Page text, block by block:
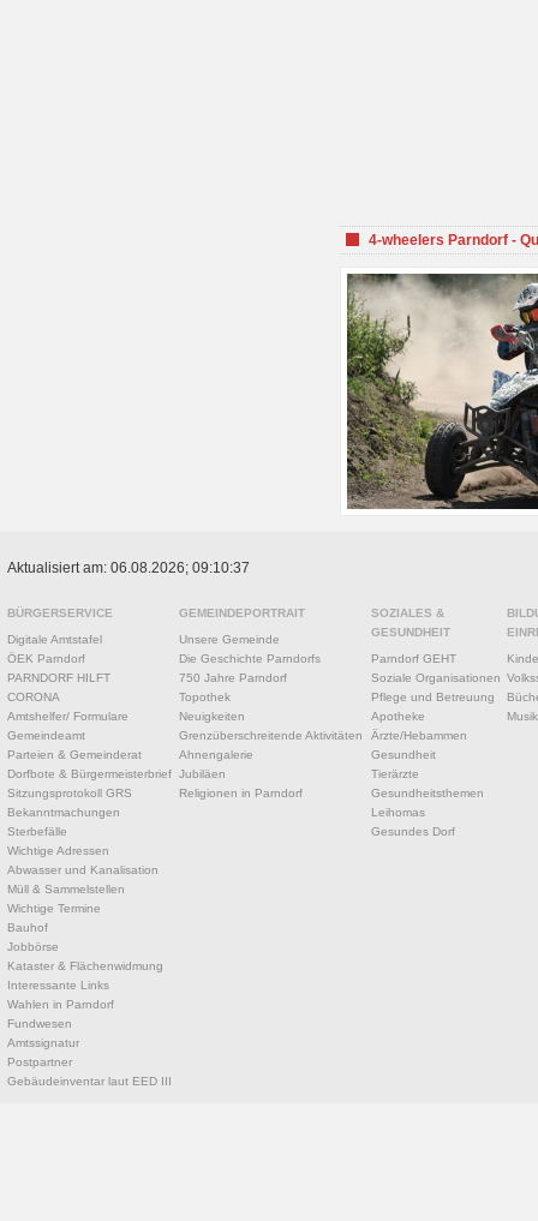
4-wheelers Parndorf -
Aktualisiert am: 06.08.2026; 09:10:37
BÜRGERSERVICE
Digitale Amtstafel
ÖEK Parndorf
PARNDORF HILFT
CORONA
Amtshelfer/ Formulare
Gemeindeamt
Parteien & Gemeinderat
Dorfbote & Bürgermeisterbrief
Sitzungsprotokoll GRS
Bekanntmachungen
Sterbefälle
Wichtige Adressen
Abwasser und Kanalisation
Müll & Sammelstellen
Wichtige Termine
Bauhof
Jobbörse
Kataster & Flächenwidmung
Interessante Links
Wahlen in Parndorf
Fundwesen
Amtssignatur
Postpartner
Gebäudeinventar laut EED III
GEMEINDEPORTRAIT
Unsere Gemeinde
Die Geschichte Parndorfs
750 Jahre Parndorf
Topothek
Neuigkeiten
Grenzüberschreitende Aktivitäten
Ahnengalerie
Jubiläen
Religionen in Parndorf
SOZIALES &
GESUNDHEIT
Parndorf GEHT
Soziale Organisationen
Pflege und Betreuung
Apotheke
Ärzte/Hebammen
Gesundheit
Tierärzte
Gesundheitsthemen
Leihomas
Gesundes Dorf